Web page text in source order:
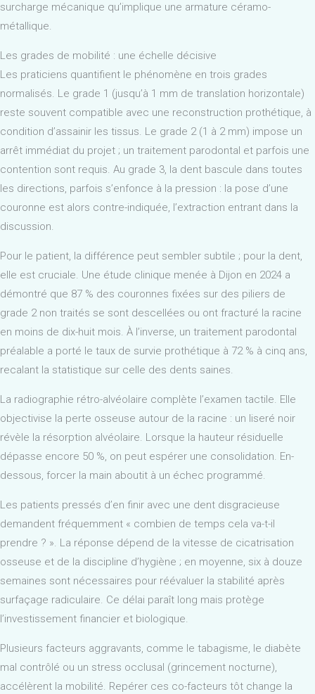
surcharge mécanique qu’implique une armature céramo-
métallique.
Les grades de mobilité : une échelle décisive
Les praticiens quantifient le phénomène en trois grades
normalisés. Le grade 1 (jusqu’à 1 mm de translation horizontale)
reste souvent compatible avec une reconstruction prothétique, à
condition d’assainir les tissus. Le grade 2 (1 à 2 mm) impose un
arrêt immédiat du projet ; un traitement parodontal et parfois une
contention sont requis. Au grade 3, la dent bascule dans toutes
les directions, parfois s’enfonce à la pression : la pose d’une
couronne est alors contre-indiquée, l’extraction entrant dans la
discussion.
Pour le patient, la différence peut sembler subtile ; pour la dent,
elle est cruciale. Une étude clinique menée à Dijon en 2024 a
démontré que 87 % des couronnes fixées sur des piliers de
grade 2 non traités se sont descellées ou ont fracturé la racine
en moins de dix-huit mois. À l’inverse, un traitement parodontal
préalable a porté le taux de survie prothétique à 72 % à cinq ans,
recalant la statistique sur celle des dents saines.
La radiographie rétro-alvéolaire complète l’examen tactile. Elle
objectivise la perte osseuse autour de la racine : un liseré noir
révèle la résorption alvéolaire. Lorsque la hauteur résiduelle
dépasse encore 50 %, on peut espérer une consolidation. En-
dessous, forcer la main aboutit à un échec programmé.
Les patients pressés d’en finir avec une dent disgracieuse
demandent fréquemment « combien de temps cela va-t-il
prendre ? ». La réponse dépend de la vitesse de cicatrisation
osseuse et de la discipline d’hygiène ; en moyenne, six à douze
semaines sont nécessaires pour réévaluer la stabilité après
surfaçage radiculaire. Ce délai paraît long mais protège
l’investissement financier et biologique.
Plusieurs facteurs aggravants, comme le tabagisme, le diabète
mal contrôlé ou un stress occlusal (grincement nocturne),
accélèrent la mobilité. Repérer ces co-facteurs tôt change la